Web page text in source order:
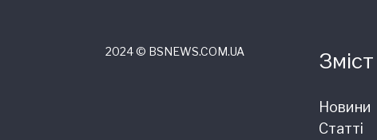
2024 © ВSNEWS.COM.UA Зміст
Новини
Статті